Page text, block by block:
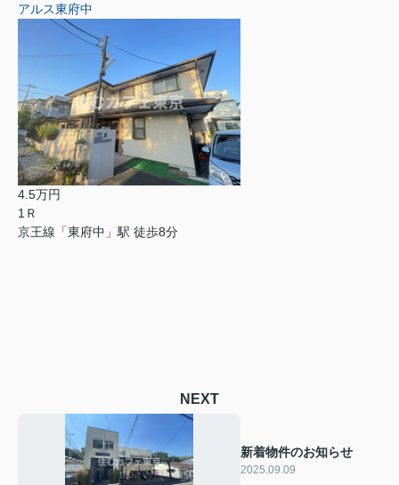
アルス東府中
4.5万円
1Ｒ
京王線「東府中」駅 徒歩8分
NEXT
新着物件のお知らせ
2025.09.09